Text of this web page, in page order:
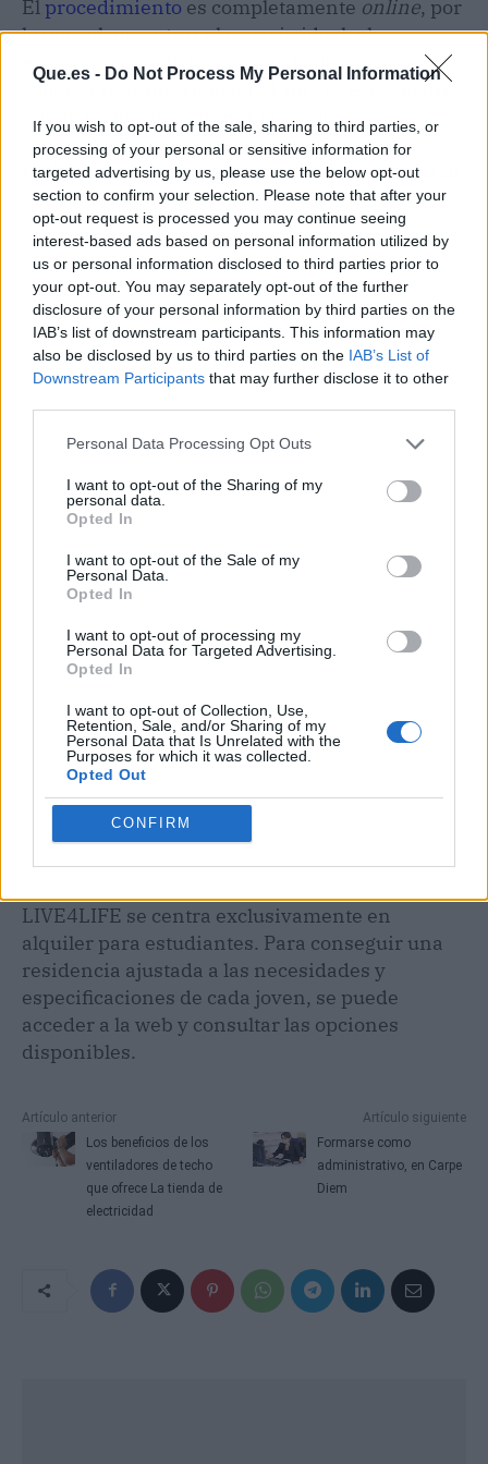
Que.es - Do Not Process My Personal Information
If you wish to opt-out of the sale, sharing to third parties, or
processing of your personal or sensitive information for
targeted advertising by us, please use the below opt-out
section to confirm your selection. Please note that after your
opt-out request is processed you may continue seeing
interest-based ads based on personal information utilized by
us or personal information disclosed to third parties prior to
your opt-out. You may separately opt-out of the further
disclosure of your personal information by third parties on the
IAB’s list of downstream participants. This information may
also be disclosed by us to third parties on the IAB’s List of
Downstream Participants that may further disclose it to other
Personal Data Processing Opt Outs
I want to opt-out of the Sharing of my
personal data.
Opted In
I want to opt-out of the Sale of my
Personal Data.
Opted In
I want to opt-out of processing my
Personal Data for Targeted Advertising.
Opted In
I want to opt-out of Collection, Use,
Retention, Sale, and/or Sharing of my
Personal Data that Is Unrelated with the
Purposes for which it was collected.
Opted Out
CONFIRM
El procedimiento es completamente online, por
lo que, al encontrar el espacio ideal, el
estudiante puede indagar en la descripción y
solicitar más información. Una vez esté seguro,
puede reservar y esperar la respuesta del
propietario. Si todo está en orden, solo debe
realizar el pago del primer mes y la cancelación
de la comisión por gestión.
Publicidad
LIVE4LIFE se centra exclusivamente en
alquiler para estudiantes. Para conseguir una
residencia ajustada a las necesidades y
especificaciones de cada joven, se puede
acceder a la web y consultar las opciones
disponibles.
Artículo anterior
Los beneficios de los
ventiladores de techo
que ofrece La tienda de
electricidad
Artículo siguiente
Formarse como
administrativo, en Carpe
Diem